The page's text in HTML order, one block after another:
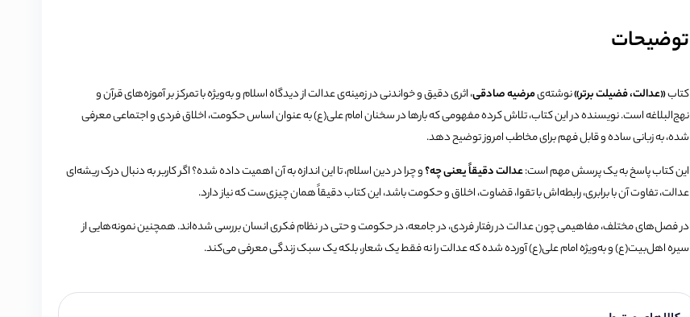
توضیحات
کتاب«عدالت، فضیلت برتر»نوشته‌یمرضیه صادقی، اثری دقیق و خواندنی در زمینه‌ی عدالت از دیدگاه اسلام و به‌ویژه با تمرکز بر آموزه‌های قرآن و
نهج‌البلاغه است. نویسنده در این کتاب، تلاش کرده مفهومی که بارها در سخنان امام علی(ع) به عنوان اساس حکومت، اخلاق فردی و اجتماعی معرفی
شده، به زبانی ساده و قابل فهم برای مخاطب امروز توضیح دهد.
این کتاب پاسخ به یک پرسش مهم است:عدالت دقیقاً یعنی چه؟و چرا در دین اسلام، تا این اندازه به آن اهمیت داده شده؟ اگر کاربر به دنبال درک ریشه‌ای
عدالت، تفاوت آن با برابری، رابطه‌اش با تقوا، قضاوت، اخلاق و حکومت باشد، این کتاب دقیقاً همان چیزی‌ست که نیاز دارد.
در فصل‌های مختلف، مفاهیمی چون عدالت در رفتار فردی، در جامعه، در حکومت و حتی در نظام فکری انسان بررسی شده‌اند. همچنین نمونه‌هایی از
سیره اهل‌بیت(ع) و به‌ویژه امام علی(ع) آورده شده که عدالت را نه فقط یک شعار، بلکه یک سبک زندگی معرفی می‌کند.